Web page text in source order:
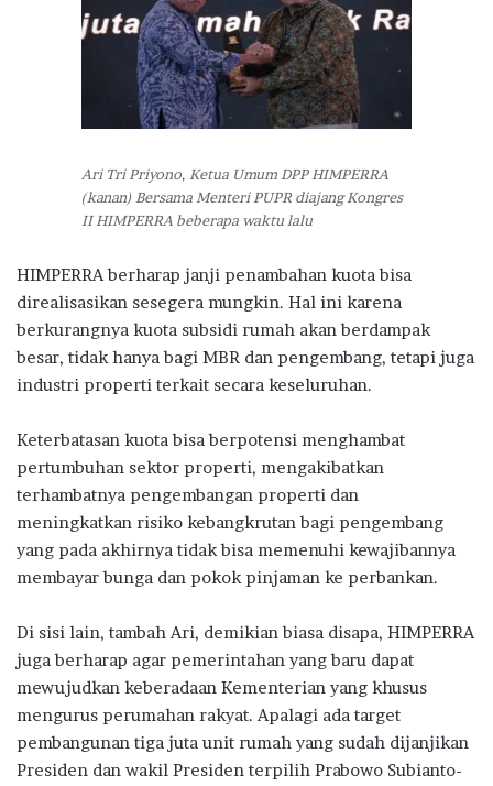
Ari Tri Priyono, Ketua Umum DPP HIMPERRA
(kanan) Bersama Menteri PUPR diajang Kongres
II HIMPERRA beberapa waktu lalu
HIMPERRA berharap janji penambahan kuota bisa
direalisasikan sesegera mungkin. Hal ini karena
berkurangnya kuota subsidi rumah akan berdampak
besar, tidak hanya bagi MBR dan pengembang, tetapi juga
industri properti terkait secara keseluruhan.
Keterbatasan kuota bisa berpotensi menghambat
pertumbuhan sektor properti, mengakibatkan
terhambatnya pengembangan properti dan
meningkatkan risiko kebangkrutan bagi pengembang
yang pada akhirnya tidak bisa memenuhi kewajibannya
membayar bunga dan pokok pinjaman ke perbankan.
Di sisi lain, tambah Ari, demikian biasa disapa, HIMPERRA
juga berharap agar pemerintahan yang baru dapat
mewujudkan keberadaan Kementerian yang khusus
mengurus perumahan rakyat. Apalagi ada target
pembangunan tiga juta unit rumah yang sudah dijanjikan
Presiden dan wakil Presiden terpilih Prabowo Subianto-